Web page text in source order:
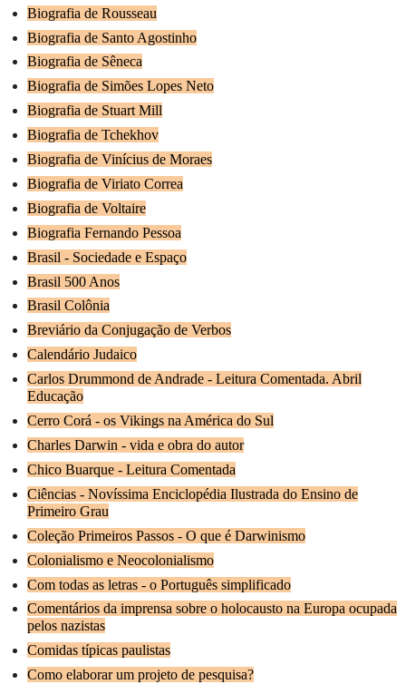
Biografia de Rousseau
Biografia de Santo Agostinho
Biografia de Sêneca
Biografia de Simões Lopes Neto
Biografia de Stuart Mill
Biografia de Tchekhov
Biografia de Vinícius de Moraes
Biografia de Viriato Correa
Biografia de Voltaire
Biografia Fernando Pessoa
Brasil - Sociedade e Espaço
Brasil 500 Anos
Brasil Colônia
Breviário da Conjugação de Verbos
Calendário Judaico
Carlos Drummond de Andrade - Leitura Comentada. Abril
Educação
Cerro Corá - os Vikings na América do Sul
Charles Darwin - vida e obra do autor
Chico Buarque - Leitura Comentada
Ciências - Novíssima Enciclopédia Ilustrada do Ensino de
Primeiro Grau
Coleção Primeiros Passos - O que é Darwinismo
Colonialismo e Neocolonialismo
Com todas as letras - o Português simplificado
Comentários da imprensa sobre o holocausto na Europa ocupada
pelos nazistas
Comidas típicas paulistas
Como elaborar um projeto de pesquisa?